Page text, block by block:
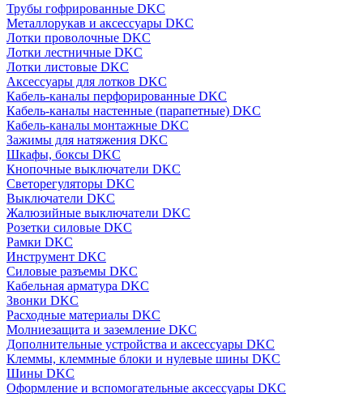
Трубы гофрированные DKC
Металлорукав и аксессуары DKC
Лотки проволочные DKC
Лотки лестничные DKC
Лотки листовые DKC
Аксессуары для лотков DKC
Кабель-каналы перфорированные DKC
Кабель-каналы настенные (парапетные) DKC
Кабель-каналы монтажные DKC
Зажимы для натяжения DKC
Шкафы, боксы DKC
Кнопочные выключатели DKC
Светорегуляторы DKC
Выключатели DKC
Жалюзийные выключатели DKC
Розетки силовые DKC
Рамки DKC
Инструмент DKC
Силовые разъемы DKC
Кабельная арматура DKC
Звонки DKC
Расходные материалы DKC
Молниезащита и заземление DKC
Дополнительные устройства и аксессуары DKC
Клеммы, клеммные блоки и нулевые шины DKC
Шины DKC
Оформление и вспомогательные аксессуары DKC